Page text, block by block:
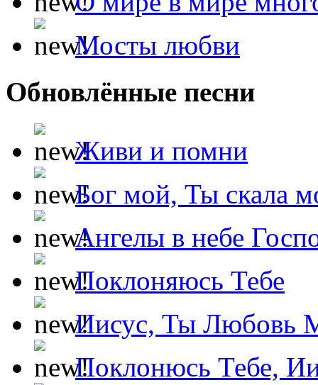
Мосты любви
Обновлённые песни
Живи и помни
Бог мой, Ты скала
Ангелы в небе
Поклоняюсь Тебе
Иисус, Ты Любовь
Поклонюсь Тебе,